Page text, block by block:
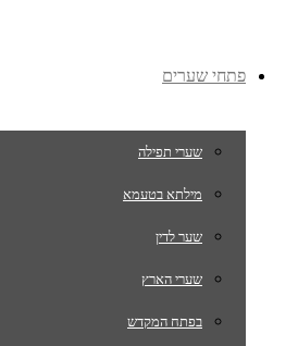
פתחי שערים
שערי תפילה
מילתא בטעמא
שער לדין
שערי הארץ
בפתח המקדש